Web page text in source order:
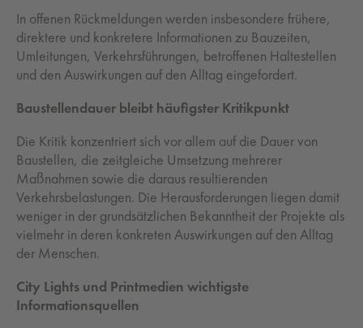
In offenen Rückmeldungen werden insbesondere frühere,
direktere und konkretere Informationen zu Bauzeiten,
Umleitungen, Verkehrsführungen, betroffenen Haltestellen
und den Auswirkungen auf den Alltag eingefordert.
Baustellendauer bleibt häufigster Kritikpunkt
Die Kritik konzentriert sich vor allem auf die Dauer von
Baustellen, die zeitgleiche Umsetzung mehrerer
Maßnahmen sowie die daraus resultierenden
Verkehrsbelastungen. Die Herausforderungen liegen damit
weniger in der grundsätzlichen Bekanntheit der Projekte als
vielmehr in deren konkreten Auswirkungen auf den Alltag
der Menschen.
City Lights und Printmedien wichtigste
Informationsquellen